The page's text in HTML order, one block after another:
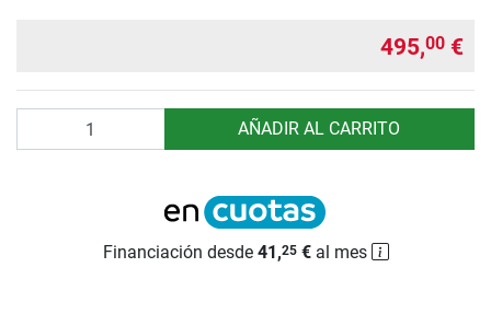
495,00 €
AÑADIR AL CARRITO
Financiación desde 41,25€al mes